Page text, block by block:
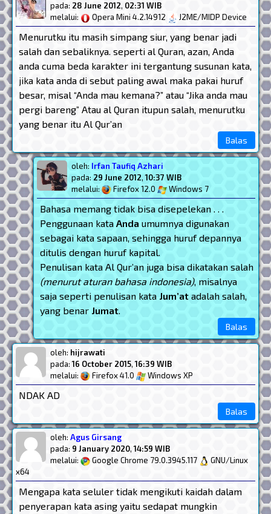
pada: 28 June 2012, 02:31 WIB
melalui:
Opera Mini 4.2.14912 J2ME/MIDP Device
Menurutku itu masih simpang siur, yang benar jadi
salah dan sebaliknya. seperti al Quran, azan, Anda
anda cuma beda karakter ini tergantung susunan kata,
jika kata anda di sebut paling awal maka pakai huruf
besar, misal “Anda mau kemana?” atau “Jika anda mau
pergi bareng” Atau al Quran itupun salah, menurutku
yang benar itu Al Qur’an
Balas
oleh: Irfan Taufiq Azhari
pada: 29 June 2012,10:37 WIB
melalui:
Firefox 12.0 Windows 7
Bahasa memang tidak bisa disepelekan . . .
Penggunaan kata Anda umumnya digunakan
sebagai kata sapaan, sehingga huruf depannya
ditulis dengan huruf kapital.
Penulisan kata Al Qur’an juga bisa dikatakan salah
(menurut aturan bahasa indonesia), misalnya
saja seperti penulisan kata Jum’at adalah salah,
yang benar Jumat.
Balas
oleh: hijrawati
pada:16 October 2015,16:39 WIB
melalui:
Firefox 41.0 Windows XP
NDAK AD
Balas
oleh: Agus Girsang
pada: 9 January 2020,14:59 WIB
melalui:
Google Chrome 79.0.3945.117
GNU/Linux
x64
Mengapa kata seluler tidak mengikuti kaidah dalam
penyerapan kata asing yaitu sedapat mungkin